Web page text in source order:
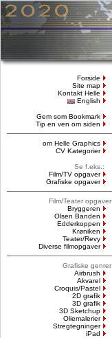
Forside
Site map
Kontakt Helle
English
Gem som Bookmark
Tip en ven om siden
om Helle Graphics
CV Kategorier
Se f.eks.:
Film/TV opgaver
Grafiske opgaver
Film/Teater opgaver
Bryggeren
Olsen Banden
Edderkoppen
Krøniken
Teater/Revy
Diverse filmopgaver
Grafiske genrer
Airbrush
Akvarel
Croquis/Pastel
2D grafik
3D grafik
3D Sketchup
Oliemalerier
Stregtegninger
iPad